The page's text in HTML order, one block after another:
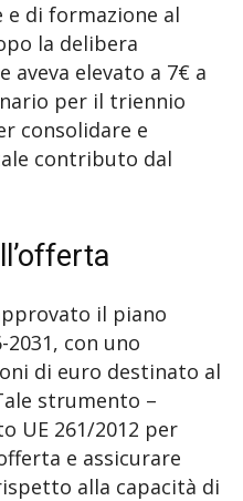
di formazione al
la delibera
aveva elevato a 7€ a
per il triennio
consolidare e
contributo dal
il piano
con uno
di euro destinato al
strumento –
UE 261/2012 per
e assicurare
alla capacità di